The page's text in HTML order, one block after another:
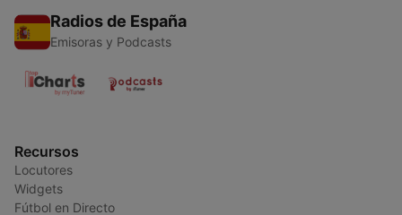
Radios de España
Emisoras y Podcasts
Recursos
Locutores
Widgets
Fútbol en Directo